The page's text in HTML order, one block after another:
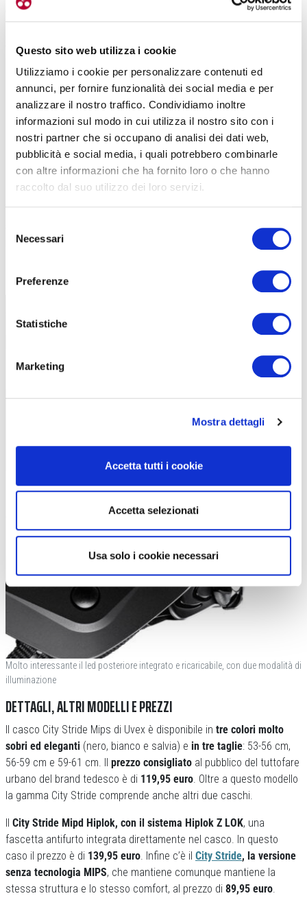
Questo sito web utilizza i cookie
Utilizziamo i cookie per personalizzare contenuti ed
annunci, per fornire funzionalità dei social media e per
analizzare il nostro traffico. Condividiamo inoltre
informazioni sul modo in cui utilizza il nostro sito con i
nostri partner che si occupano di analisi dei dati web,
pubblicità e social media, i quali potrebbero combinarle
con altre informazioni che ha fornito loro o che hanno
raccolto dal suo utilizzo dei loro servizi.
delNecessari
Preferenze
Statistiche
Marketing
Mostra dettagli
Accetta tutti i cookie
Accetta selezionati
Usa solo i cookie necessari
chiusura Uvex Monomatic
, studiata per rendere ancora più pratico
aprire e chiudere la clip con una sola mano
Infine la visibilità, altro aspetto cruciale nel traffico cittadino. Il
casco City Stride Mips garantisce questo livello di sicurezza con
diversi accorgimenti, tra cui le
cinghie riflettenti, i loghi e dettagli
removibile. La luce ha due modalità di lampeggio, ideale per
scarsa illuminazione.
Molto interessante il led posteriore integrato e ricaricabile, con due modalità di
illuminazione
DETTAGLI, ALTRI MODELLI E PREZZI
Il casco City Stride Mips di Uvex è disponibile in tre colori molto
sobri ed eleganti (nero, bianco e salvia) e in tre taglie: 53-56 cm,
56-59 cm e 59-61 cm. Il prezzo consigliato al pubblico del tuttofare
urbano del brand tedesco è di 119,95 euro. Oltre a questo modello
la gamma City Stride comprende anche altri due caschi.
Il City Stride Mipd Hiplok, con il sistema Hiplok Z LOK, una
fascetta antifurto integrata direttamente nel casco. In questo
caso il prezzo è di 139,95 euro. Infine c’è il City Stride, la versione
senza tecnologia MIPS, che mantiene comunque mantiene la
stessa struttura e lo stesso comfort, al prezzo di 89,95 euro.